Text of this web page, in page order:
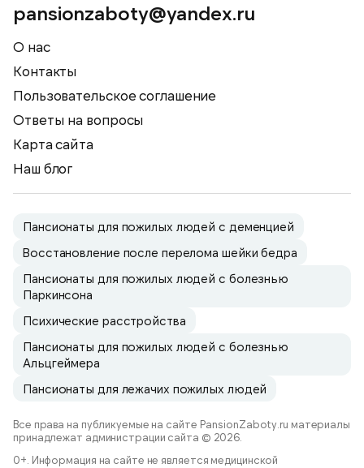
pansionzaboty@yandex.ru
О нас
Контакты
Пользовательское соглашение
Ответы на вопросы
Карта сайта
Наш блог
Пансионаты для пожилых людей с деменцией
Восстановление после перелома шейки бедра
Пансионаты для пожилых людей с болезнью
Паркинсона
Психические расстройства
Пансионаты для пожилых людей с болезнью
Альцгеймера
Пансионаты для лежачих пожилых людей
Все права на публикуемые на сайте PansionZaboty.ru материалы
принадлежат администрации сайта © 2026.
0+. Информация на сайте не является медицинской